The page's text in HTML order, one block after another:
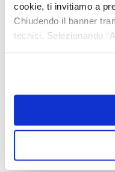
cookie, ti invitiamo a
Chiudendo il banner
tecnici. Selezionando